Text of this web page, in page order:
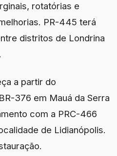
rotatórias e
PR-445 terá
distritos de Londrina
a partir do
376 em Mauá da Serra
com a PRC-466
de Lidianópolis.